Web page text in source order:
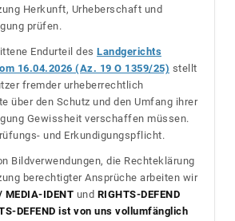
Herkunft, Urheberschaft und
prüfen.
Endurteil des Landgerichts
16.04.2026 (Az. 19 O 1359/25) stellt
fremder urheberrechtlich
über den Schutz und den Umfang ihrer
Gewissheit verschaffen müssen.
und Erkundigungspflicht.
Bildverwendungen, die Rechteklärung
berechtigter Ansprüche arbeiten wir
MEDIA-IDENT und RIGHTS-DEFEND
DEFEND ist von uns vollumfänglich